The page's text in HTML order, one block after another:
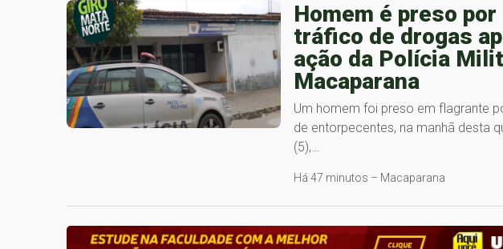
Homem é preso por
tráfico de drogas
ação da Polícia
Macaparana
Um homem foi preso em flagrante
de entorpecentes, na manhã desta
(5),…
Há 47 minutos – Macaparana